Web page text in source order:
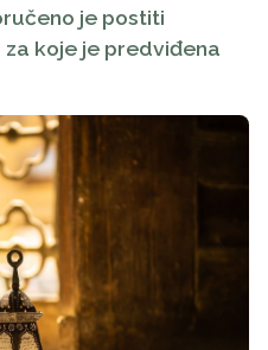
je postiti
koje je predviđena